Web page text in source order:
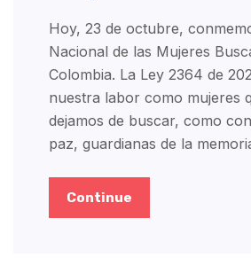
Hoy, 23 de octubre,
Nacional de las Mujeres
Colombia. La Ley 2364 de
nuestra labor como mujeres
dejamos de buscar, como
paz, guardianas de la
Continue